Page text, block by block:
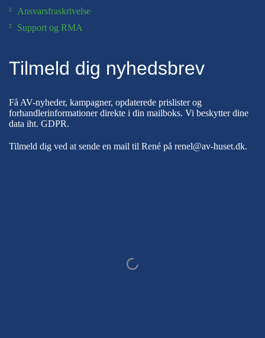
Ansvarsfraskrivelse
Support og RMA
Tilmeld dig nyhedsbrev
Få AV-nyheder, kampagner, opdaterede prislister og
forhandlerinformationer direkte i din mailboks. Vi beskytter dine
data iht. GDPR.
Tilmeld dig ved at sende en mail til René på renel@av-huset.dk.